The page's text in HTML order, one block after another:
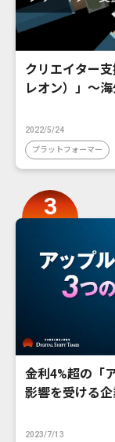
クリエイター
レオン）」〜
2022/5/24
プラットフォーマー
金利4%超の「
影響を受ける
2023/7/13